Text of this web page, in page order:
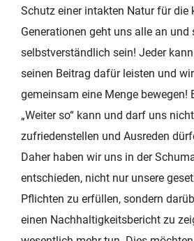
Schutz einer intakten Natur für die
Generationen geht uns alle an und
selbstverständlich sein! Jeder
seinen Beitrag dafür leisten und
gemeinsam eine Menge bewegen!
„Weiter so“ kann und darf uns nicht
zufriedenstellen und Ausreden
Daher haben wir uns in der
entschieden, nicht nur unsere
Pflichten zu erfüllen, sondern
einen Nachhaltigkeitsbericht zu